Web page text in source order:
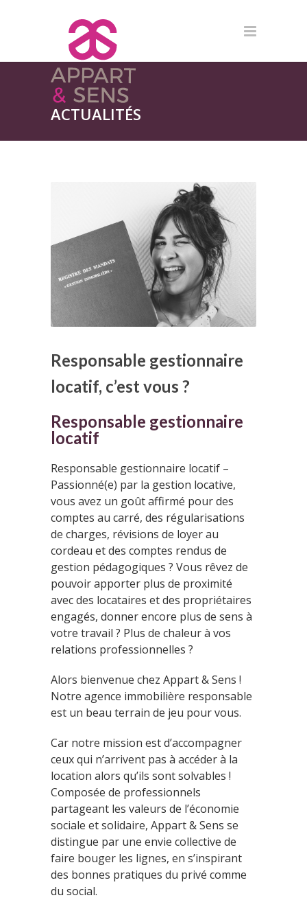
ACTUALITÉS
Responsable gestionnaire
locatif, c’est vous ?
Responsable gestionnaire
locatif
Responsable gestionnaire locatif –
Passionné(e) par la gestion locative,
vous avez un goût affirmé pour des
comptes au carré, des régularisations
de charges, révisions de loyer au
cordeau et des comptes rendus de
gestion pédagogiques ? Vous rêvez de
pouvoir apporter plus de proximité
avec des locataires et des propriétaires
engagés, donner encore plus de sens à
votre travail ? Plus de chaleur à vos
relations professionnelles ?
Alors bienvenue chez Appart & Sens !
Notre agence immobilière responsable
est un beau terrain de jeu pour vous.
Car notre mission est d’accompagner
ceux qui n’arrivent pas à accéder à la
location alors qu’ils sont solvables !
Composée de professionnels
partageant les valeurs de l’économie
sociale et solidaire, Appart & Sens se
distingue par une envie collective de
faire bouger les lignes, en s’inspirant
des bonnes pratiques du privé comme
du social.